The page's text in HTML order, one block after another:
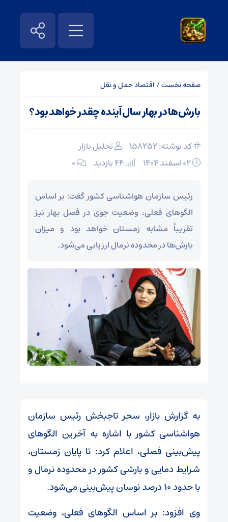
صفحه نخست/ اقتصاد حمل و نقل
بارش‌ها در بهار سال آینده چقدر خواهد بود؟
کد نوشته: 158252
تحلیل بازار
۰
رئیس سازمان هواشناسی کشور گفت: بر اساس
الگوهای فعلی، وضعیت جوی در فصل بهار نیز
تقریباً مشابه زمستان خواهد بود و میزان
بارش‌ها در محدوده نرمال ارزیابی می‌شود.
به گزارش بازار، سحر تاجبخش رئیس سازمان
هواشناسی کشور با اشاره به آخرین الگوهای
پیش‌بینی فصلی، اعلام کرد: تا پایان زمستان،
شرایط دمایی و بارشی کشور در محدوده نرمال و
با حدود ۱۰ درصد نوسان پیش‌بینی می‌شود.
وی افزود: بر اساس الگوهای فعلی، وضعیت